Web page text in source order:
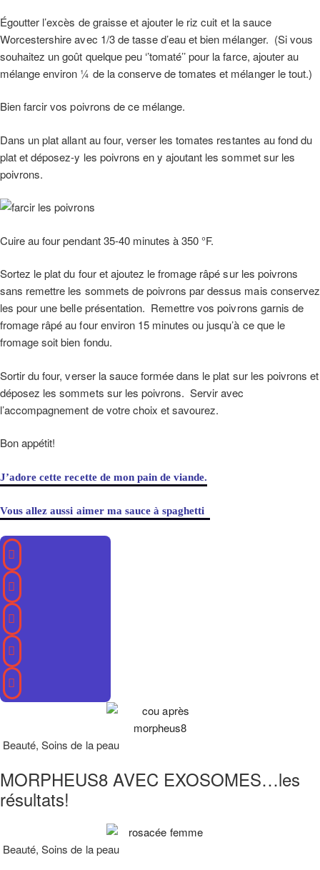
Égoutter l’excès de graisse et ajouter le riz cuit et la sauce
Worcestershire avec 1/3 de tasse d’eau et bien mélanger. (Si vous
souhaitez un goût quelque peu ‘’tomaté’’ pour la farce, ajouter au
mélange environ ¼ de la conserve de tomates et mélanger le tout.)
Bien farcir vos poivrons de ce mélange.
Dans un plat allant au four, verser les tomates restantes au fond du
plat et déposez-y les poivrons en y ajoutant les sommet sur les
poivrons.
Cuire au four pendant 35-40 minutes à 350 °F.
Sortez le plat du four et ajoutez le fromage râpé sur les poivrons
sans remettre les sommets de poivrons par dessus mais conservez
les pour une belle présentation. Remettre vos poivrons garnis de
fromage râpé au four environ 15 minutes ou jusqu’à ce que le
fromage soit bien fondu.
Sortir du four, verser la sauce formée dans le plat sur les poivrons et
déposez les sommets sur les poivrons. Servir avec
l’accompagnement de votre choix et savourez.
Bon appétit!
J’adore cette recette de mon pain de viande.
Vous allez aussi aimer ma sauce à spaghetti
Beauté,Soins de la peau
MORPHEUS8 AVEC EXOSOMES…les
résultats!
Beauté,Soins de la peau